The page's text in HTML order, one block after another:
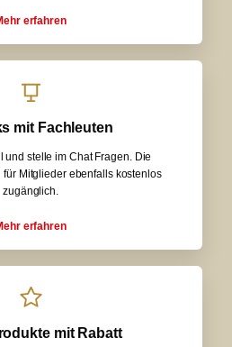
erfahren
mit Fachleuten
und stelle im Chat Fragen. Die
Mitglieder ebenfalls kostenlos
zugänglich.
erfahren
mit Rabatt